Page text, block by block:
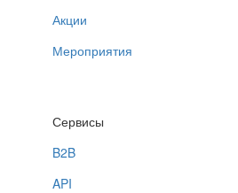
Акции
Мероприятия
Сервисы
B2B
API